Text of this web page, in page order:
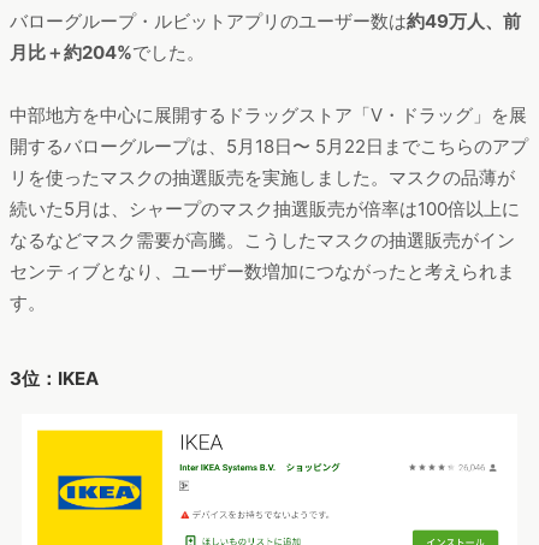
バローグループ・ルビットアプリのユーザー数は約49万人、前
月比＋約204%でした。
中部地方を中心に展開するドラッグストア「V・ドラッグ」を展
開するバローグループは、5月18日〜 5月22日までこちらのアプ
リを使ったマスクの抽選販売を実施しました。マスクの品薄が
続いた5月は、シャープのマスク抽選販売が倍率は100倍以上に
なるなどマスク需要が高騰。こうしたマスクの抽選販売がイン
センティブとなり、ユーザー数増加につながったと考えられま
す。
3位：IKEA